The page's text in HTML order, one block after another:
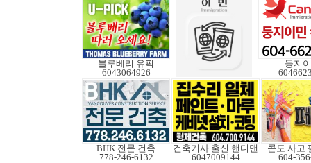
블루베리 유픽
6043064926
둥지
BHK 전문 건축
778-246-6132
건축기사 출신 핸디맨
6047009144
콘도 사고.
604-